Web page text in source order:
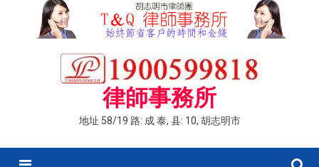
律師事務所
地址 58/19 路: 成 泰, 县: 10, 胡志明市